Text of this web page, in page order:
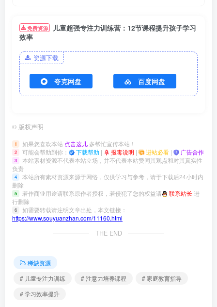
免费资源
儿童超强专注力训练营：12节课程提升孩子学习
效率
资源下载
夸克网盘 百度网盘
© 版权声明
1 如果您喜欢本站 点击这儿 多帮忙宣传本站！
2 可能会帮助到你： 下载帮助 | 报毒说明 | 进站必看 | 广告合作
3
本站素材资源不代表本站立场，并不代表本站赞同其观点和对其真实性
负责
4
本站所有素材资源来源于网络，仅供学习与参考，请于下载后24小时内
删除
5 若作商业用途请联系原作者授权，若侵犯了您的权益请 联系站长 进
行删除
6
如需要转载请注明文章出处，本文链接：
https://www.souyuanzhan.com/11160.html
THE END
稀缺资源
# 儿童专注力训练
# 注意力培养课程
# 家庭教育指导
# 学习效率提升